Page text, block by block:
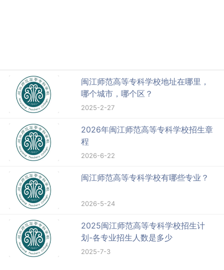
闽江师范高等专科学校地址在哪里，
哪个城市，哪个区？
2025-2-27
2026年闽江师范高等专科学校招生章
程
2026-6-22
闽江师范高等专科学校有哪些专业？
2026-5-24
2025闽江师范高等专科学校招生计
划-各专业招生人数是多少
2025-7-3